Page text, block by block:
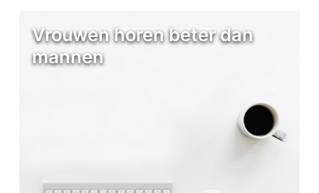
Vrouwen horen beter dan
mannen